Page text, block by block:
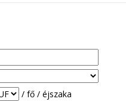
/ fő / éjszaka